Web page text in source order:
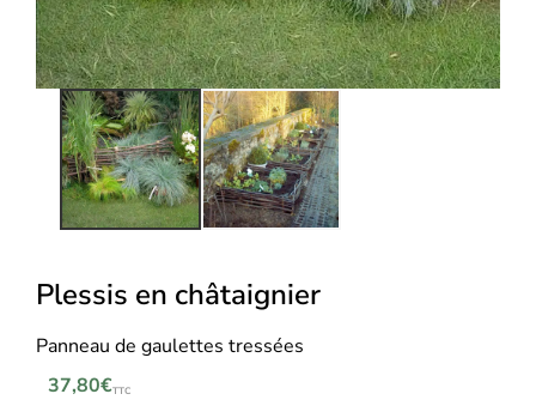
Plessis en châtaignier
Panneau de gaulettes tressées
37,80€TTC